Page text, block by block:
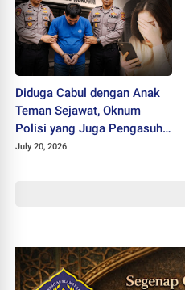
Diduga Cabul dengan Anak
Teman Sejawat, Oknum
Polisi yang Juga Pengasuh
Ponpes Ditahan Polres
July 20, 2026